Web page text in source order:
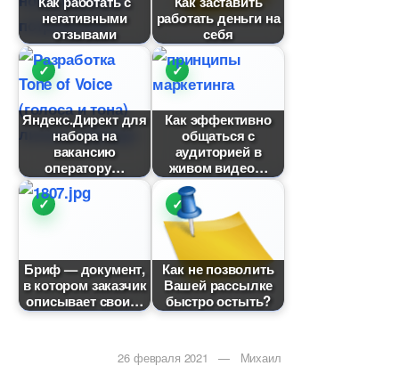
негативными
отзывами
работать деньги на
себя
Яндекс.Директ для
набора на
акансию
оператору
Как эффективно
общаться с
аудиторией
живом видео
Бриф — документ,
котором заказчик
описывает свои
Как не позволить
ашей рассылке
ыстро остыть?
26 февраля 2021 — Михаил